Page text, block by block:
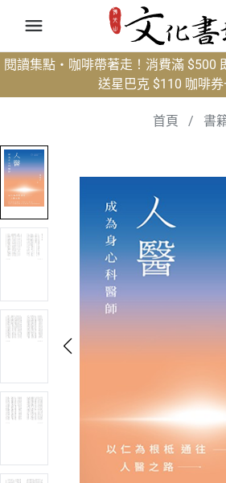
閱讀集點・咖啡帶著走！消費滿 $500
送星巴克 $110 咖啡券
首頁 / 書